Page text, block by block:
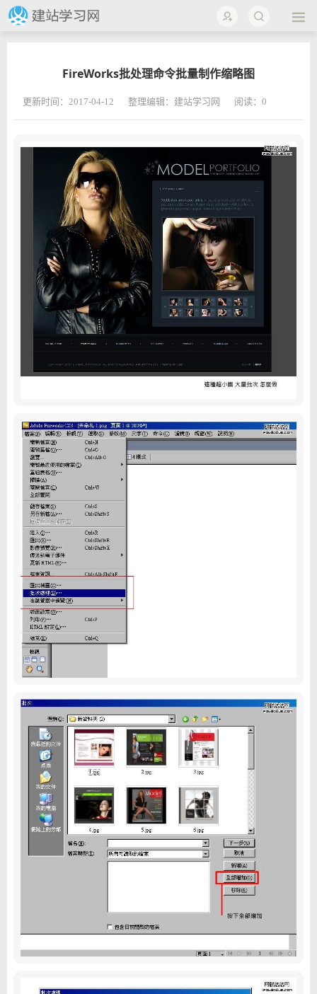
FireWorks批处理命令批量制作缩略图
更新时间：2017-04-12 整理编辑：建站学习网 阅读： 0